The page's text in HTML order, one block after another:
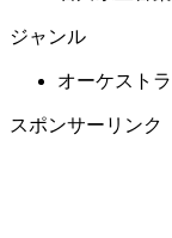
ジャンル
オーケストラ
スポンサーリンク